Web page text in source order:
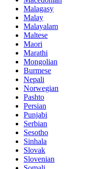
Malagasy
Malay
Malayalam
Maltese
Maori
Marathi
Mongolian
Burmese
Nepali
Norwegian
Pashto
Persian
Punjabi
Serbian
Sesotho
Sinhala
Slovak
Slovenian